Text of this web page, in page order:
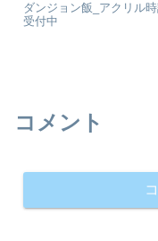
ダンジョン飯_アクリル
受付中
コメント